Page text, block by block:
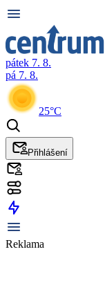
pátek 7. 8.
pá 7. 8.
25°C
Přihlášení
Reklama